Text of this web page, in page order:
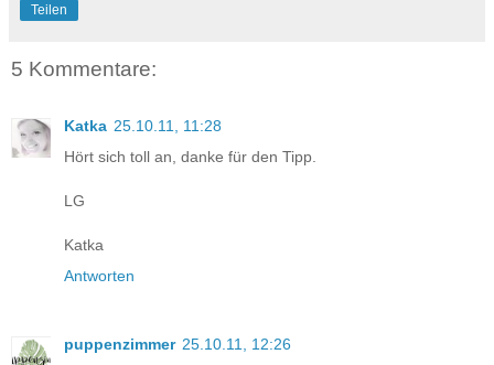
Teilen
5 Kommentare:
Katka 25.10.11, 11:28
Hört sich toll an, danke für den Tipp.
LG
Katka
Antworten
puppenzimmer 25.10.11, 12:26